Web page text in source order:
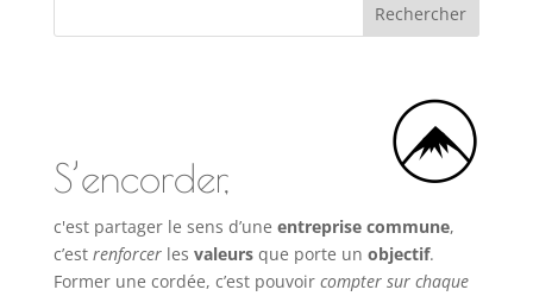
S’encorder,
c'est partager le sens d’une entreprise commune,
c’est renforcerles valeursque porte un objectif.
Former une cordée, c’est pouvoircompter sur chaque